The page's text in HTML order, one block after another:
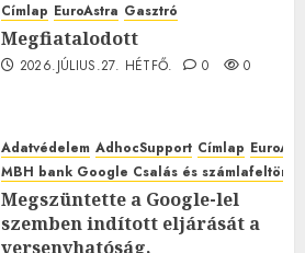
Címlap EuroAstra Gasztró
Megfiatalodott
2026.JÚLIUS.27. HÉTFŐ. 0 0
Adatvédelem AdhocSupport Címlap
MBH bank Google Csalás és
Megszüntette a Google-lel
szemben indított eljárását a
versenyhatóság,